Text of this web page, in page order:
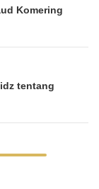
Komering
tentang